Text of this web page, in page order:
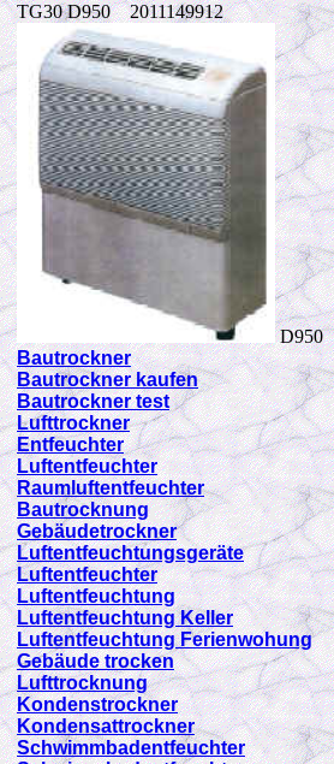
TG30 D950 2011149912
D950
Bautrockner
Bautrockner kaufen
Bautrockner test
Lufttrockner
Entfeuchter
Luftentfeuchter
Raumluftentfeuchter
Bautrocknung
Gebäudetrockner
Luftentfeuchtungsgeräte
Luftentfeuchter
Luftentfeuchtung
Luftentfeuchtung Keller
Luftentfeuchtung Ferienwohung
Gebäude trocken
Lufttrocknung
Kondenstrockner
Kondensattrockner
Schwimmbadentfeuchter